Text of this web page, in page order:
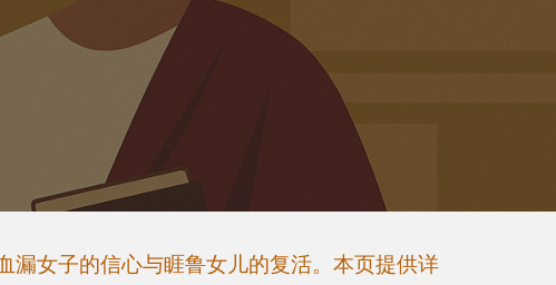
漏女子的信心与睚鲁女儿的复活。本页提供详